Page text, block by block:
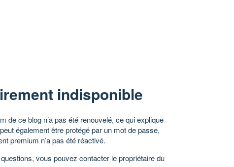
indisponible
de ce blog n’a pas été renouvelé, ce qui explique
également être protégé par un mot de passe,
premium n’a pas été réactivé.
vous pouvez contacter le propriétaire du